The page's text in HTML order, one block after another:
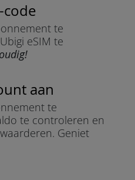
code
te
eSIM te
aan
te
te controleren en
Geniet